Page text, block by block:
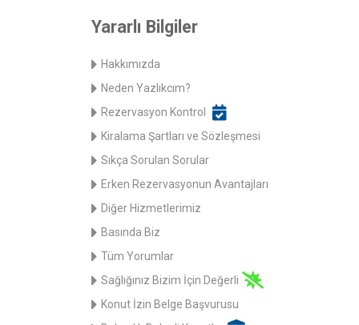
Yararlı Bilgiler
Hakkımızda
Neden Yazlıkcım?
Rezervasyon Kontrol
Kiralama Şartları ve Sözleşmesi
Sıkça Sorulan Sorular
Erken Rezervasyonun Avantajları
Diğer Hizmetlerimiz
Basında Biz
Tüm Yorumlar
Sağlığınız Bizim İçin Değerli
Konut İzin Belge Başvurusu